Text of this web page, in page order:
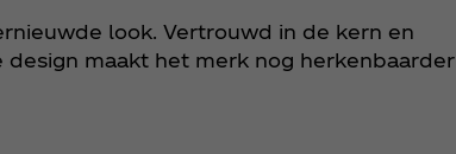
look. Vertrouwd in de kern en
maakt het merk nog herkenbaarder